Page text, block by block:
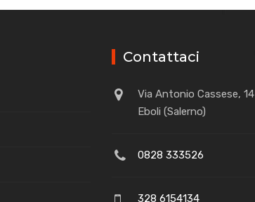
Contattaci
Via Antonio Cassese, 14
Eboli (Salerno)
0828 333526
328 6154134